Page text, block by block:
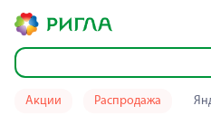
Акции Распродажа